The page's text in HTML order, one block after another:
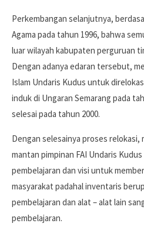
Perkembangan selanjutnya,
Agama pada tahun 1996, bahwa
luar wilayah kabupaten perguruan
Dengan adanya edaran tersebut,
Islam Undaris Kudus untuk
induk di Ungaran Semarang pada
selesai pada tahun 2000.
Dengan selesainya proses relokasi,
mantan pimpinan FAI Undaris
pembelajaran dan visi untuk
masyarakat padahal inventaris
pembelajaran dan alat – alat lain
pembelajaran.